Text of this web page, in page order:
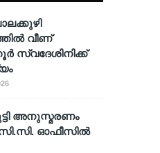
വീണ്
സ്വദേശിനിക്ക്
അനുസ്മരണം
ഓഫീസിൽ